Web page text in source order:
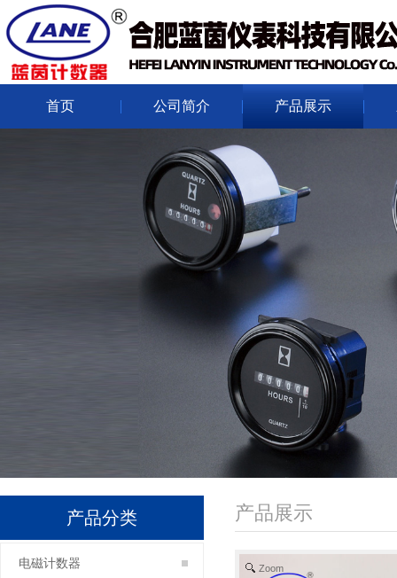
首页 公司简介 产品展示
产品分类
电磁计数器
产品展示
Zoom